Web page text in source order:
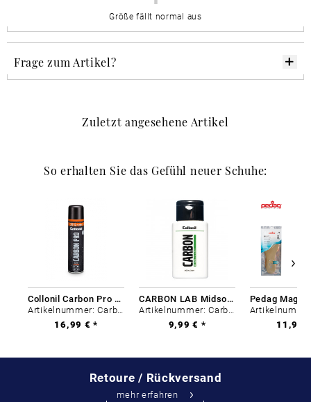
Größe fällt normal aus
Frage zum Artikel?
Zuletzt angesehene Artikel
So erhalten Sie das Gefühl neuer Schuhe:
Collonil Carbon Pro 400 ml
Artikelnummer: Carbon-0
16,99 € *
CARBON LAB Midsole Cleaner
Artikelnummer: Carbon-0
9,99 € *
11,99
Retoure / Rückversand
mehr erfahren